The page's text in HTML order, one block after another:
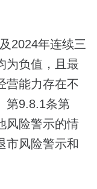
2024年连续三
为负值，且最
营能力存在不
第9.8.1条第
风险警示的情
市风险警示和